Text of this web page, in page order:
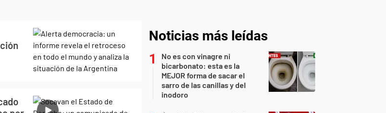
Noticias más leídas
No es con vinagre ni
bicarbonato: esta es la
MEJOR forma de sacar el
sarro de las canillas y del
inodoro